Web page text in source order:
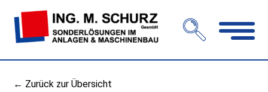
← Zurück zur Übersicht